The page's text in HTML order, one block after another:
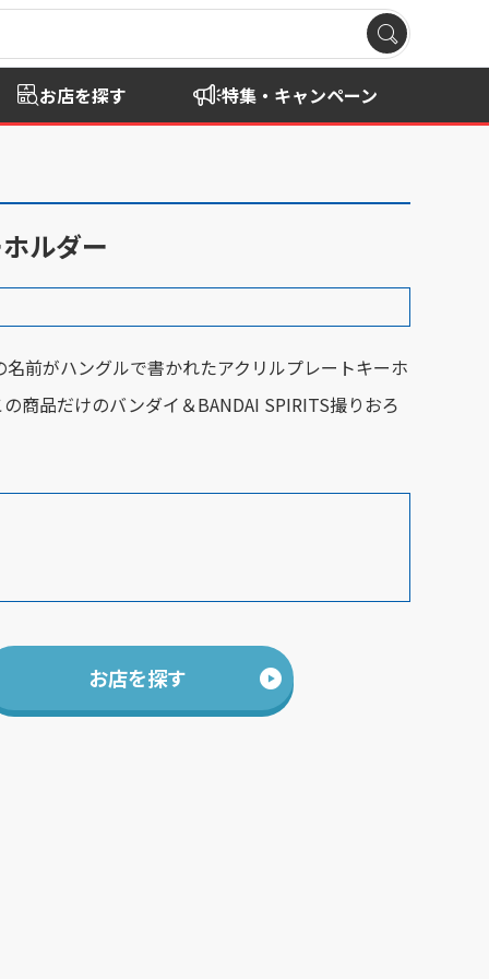
お店を探す 特集・キャンペーン
ルダー
前がハングルで書かれたアクリルプレートキーホ
商品だけのバンダイ＆BANDAI SPIRITS撮りおろ
お店を探す